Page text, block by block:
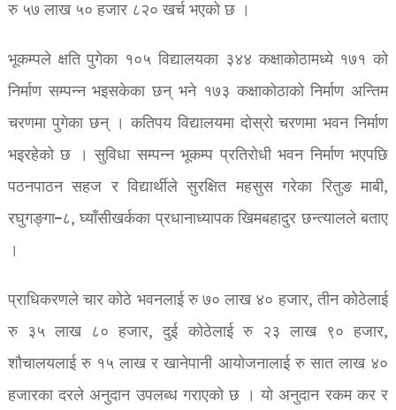
रु ५७ लाख ५० हजार ८२० खर्च भएको छ ।
भूकम्पले क्षति पुगेका १०५ विद्यालयका ३४४ कक्षाकोठामध्ये १७१ को
निर्माण सम्पन्न भइसकेका छन् भने १७३ कक्षाकोठाको निर्माण अन्तिम
चरणमा पुगेका छन् । कतिपय विद्यालयमा दोस्रो चरणमा भवन निर्माण
भइरहेको छ । सुविधा सम्पन्न भूकम्प प्रतिरोधी भवन निर्माण भएपछि
पठनपाठन सहज र विद्यार्थीले सुरक्षित महसुस गरेका रितुङ माबी,
रघुगङ्गा–८, घ्याँसीखर्कका प्रधानाध्यापक खिमबहादुर छन्त्यालले बताए
।
प्राधिकरणले चार कोठे भवनलाई रु ७० लाख ४० हजार, तीन कोठेलाई
रु ३५ लाख ८० हजार, दुई कोठेलाई रु २३ लाख ९० हजार,
शौचालयलाई रु १५ लाख र खानेपानी आयोजनालाई रु सात लाख ४०
हजारका दरले अनुदान उपलब्ध गराएको छ । यो अनुदान रकम कर र